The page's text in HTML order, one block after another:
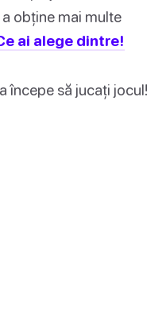
obține mai multe
ai alege dintre!
începe să jucați jocul!